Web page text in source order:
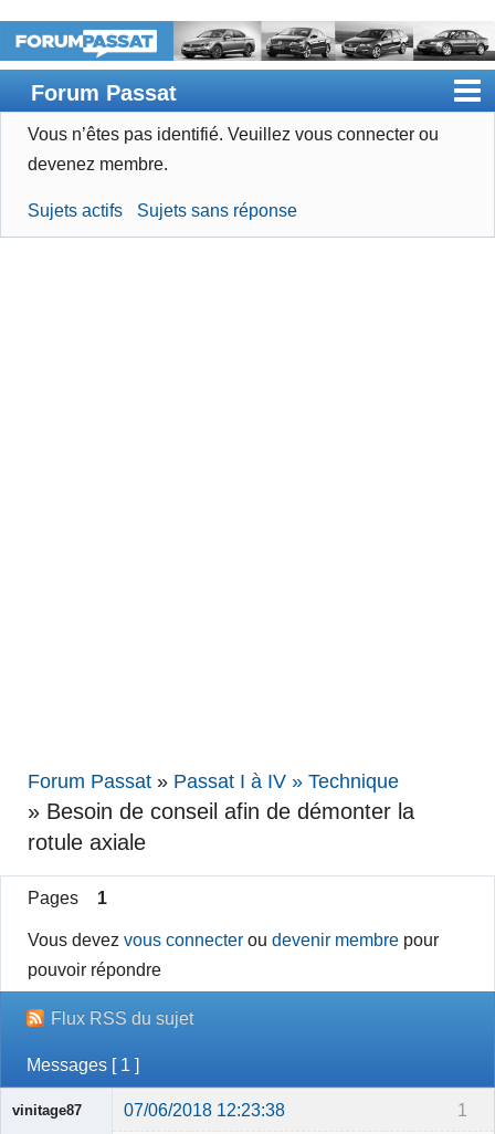
Forum Passat
Accueil
Devenir membre
Vous n’êtes pas identifié. Veuillez vous connecter ou
devenez membre.
Sujets actifs Sujets sans réponse
Forum Passat » Passat I à IV » Technique
» Besoin de conseil afin de démonter la
rotule axiale
Pages 1
Vous devezvous connecter oudevenir membre pour
pouvoir répondre
Flux RSS du sujet
Messages [ 1 ]
1
vinitage87 07/06/2018 12:23:38